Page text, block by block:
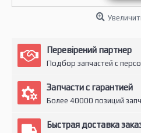
Перевірений партнер
Подбор запчастей с
Запчасти с гарантией
Более 40000 позиций
Быстрая доставка